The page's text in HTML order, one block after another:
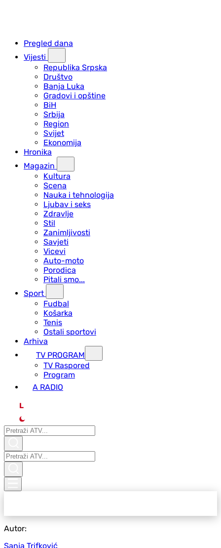
Pregled dana
Vijesti
Republika Srpska
Društvo
Banja Luka
Gradovi i opštine
BiH
Srbija
Region
Svijet
Ekonomija
Hronika
Magazin
Kultura
Scena
Nauka i tehnologija
Ljubav i seks
Zdravlje
Stil
Zanimljivosti
Savjeti
Vicevi
Auto-moto
Porodica
Pitali smo...
Sport
Fudbal
Košarka
Tenis
Ostali sportovi
Arhiva
TV PROGRAM
ТV Raspored
Program
A RADIO
L
Autor:
Sanja Trifković